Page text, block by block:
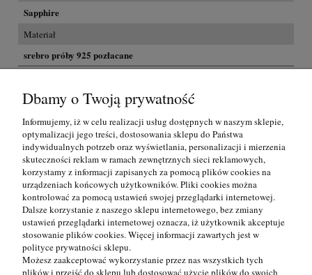
Sapphire
Materiał
srebro próby 925 pozłacane
Koszty dostawy
Przesyłka GRATIS na terenie Polski dla zakupów powyżej 300,00
zł
InPost(Paczkomat)
Kurier(DPD) 0,00 zł
Pocztex Kurier(Poczta Polska) 0,00 zł
Informacje
Pomoc
Dbamy o Twoją prywatność
Informujemy, iż w celu realizacji usług dostępnych w naszym sklepie,
optymalizacji jego treści, dostosowania sklepu do Państwa
indywidualnych potrzeb oraz wyświetlania, personalizacji i mierzenia
skuteczności reklam w ramach zewnętrznych sieci reklamowych,
korzystamy z informacji zapisanych za pomocą plików cookies na
urządzeniach końcowych użytkowników. Pliki cookies można
kontrolować za pomocą ustawień swojej przeglądarki internetowej.
Dalsze korzystanie z naszego sklepu internetowego, bez zmiany
ustawień przeglądarki internetowej oznacza, iż użytkownik akceptuje
stosowanie plików cookies. Więcej informacji zawartych jest w
polityce prywatności sklepu.
Możesz zaakceptować wykorzystanie przez nas wszystkich tych
plików i przejść do sklepu lub dostosować użycie plików do swoich